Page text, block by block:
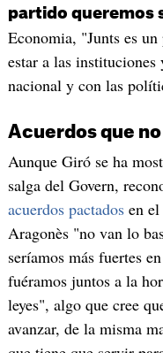
partido queremos
Economia, "Junts es
estar a las
nacional y con las
Acuerdos que
Aunque Giró se ha
salga del Govern,
acuerdos pactadosen el
Aragonès "no van lo
seríamos más fuertes
fuéramos juntos a la
leyes", algo que cree
avanzar, de la misma